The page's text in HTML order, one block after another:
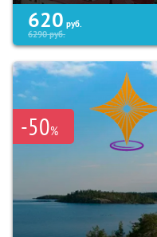
620 руб.
6290руб.
-50%